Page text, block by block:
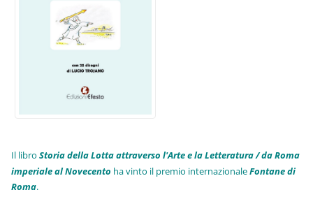
Il libroStoria della Lotta attraverso l'Arte e la Letteratura / da Roma
imperiale al Novecento ha vinto il premio internazionaleFontane di
Roma.